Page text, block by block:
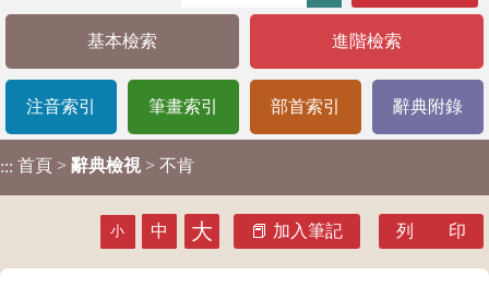
基本檢索 進階檢索
注音索引 筆畫索引 部首索引 辭典附錄
::: 首頁 > 辭典檢視 > 不肯
小 中 大 加入筆記 列 印